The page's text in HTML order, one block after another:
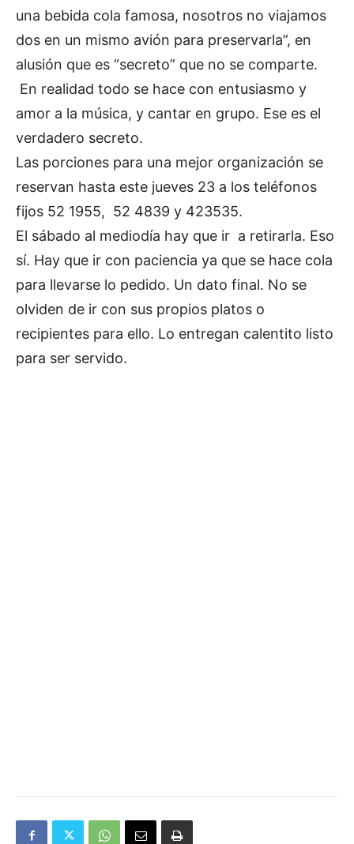
una bebida cola famosa, nosotros no viajamos
dos en un mismo avión para preservarla”, en
alusión que es “secreto” que no se comparte.
En realidad todo se hace con entusiasmo y
amor a la música, y cantar en grupo. Ese es el
verdadero secreto.
Las porciones para una mejor organización se
reservan hasta este jueves 23 a los teléfonos
fijos 52 1955, 52 4839 y 423535.
El sábado al mediodía hay que ir a retirarla. Eso
sí. Hay que ir con paciencia ya que se hace cola
para llevarse lo pedido. Un dato final. No se
olviden de ir con sus propios platos o
recipientes para ello. Lo entregan calentito listo
para ser servido.